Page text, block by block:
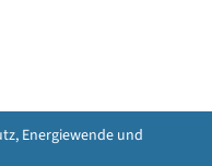
Energiewende und